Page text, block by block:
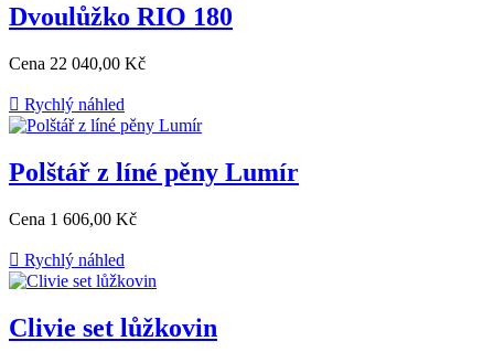
Dvoulůžko RIO 180
Cena 22 040,00 Kč
 Rychlý náhled
Polštář z líné pěny Lumír
Cena 1 606,00 Kč
 Rychlý náhled
Clivie set lůžkovin